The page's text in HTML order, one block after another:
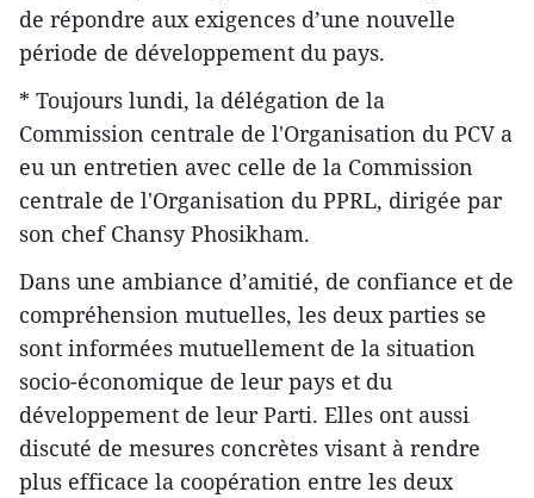
de répondre aux exigences d’une nouvelle
période de développement du pays.
* Toujours lundi, la délégation de la
Commission centrale de l'Organisation du PCV a
eu un entretien avec celle de la Commission
centrale de l'Organisation du PPRL, dirigée par
son chef Chansy Phosikham.
Dans une ambiance d’amitié, de confiance et de
compréhension mutuelles, les deux parties se
sont informées ​mutuellement de la situation
socio-économique de leur pays et du
développement de leur Parti. Elles ont aussi
discuté de mesures concrètes visant à rendre
plus efficace la coopération entre les deux